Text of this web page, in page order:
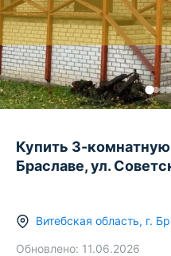
Купить 3-комнатную
Браславе, ул.
Витебская область, г.
Обновлено: 11.06.2026